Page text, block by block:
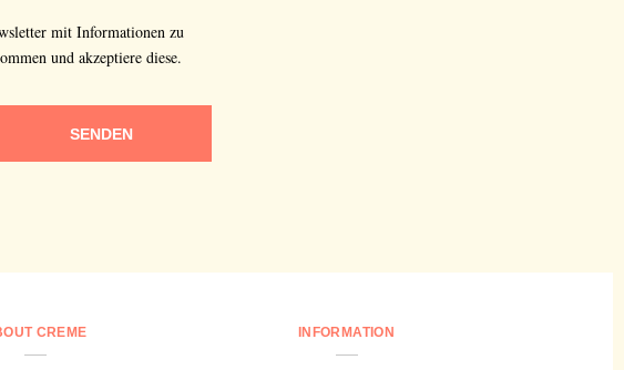
mit Informationen zu
und akzeptiere diese.
SENDEN
CREME INFORMATION